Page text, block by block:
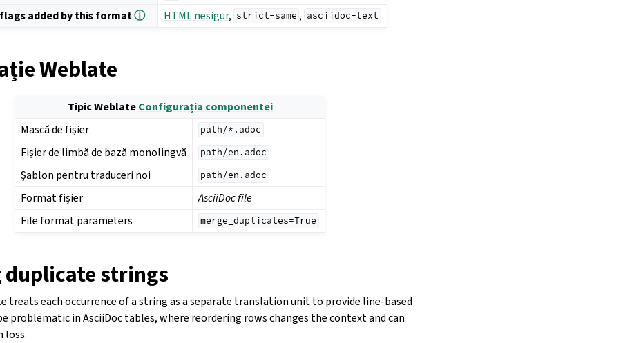
added by this formatⓘ HTML nesigur, strict-same , asciidoc-text
Weblate
Tipic WeblateConfigurația componentei
Mască de fișier
path/*.adoc
Fișier de limbă de bază monolingvă path/en.adoc
Șablon pentru traduceri noi path/en.adoc
Format fișier
AsciiDoc file
File format parameters
merge_duplicates=True
duplicate strings
treats each occurrence of a string as a separate translation unit to provide line-based
problematic in AsciiDoc tables, where reordering rows changes the context and can
loss.